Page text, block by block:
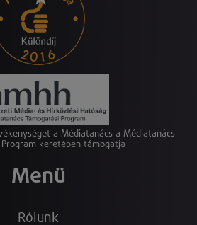
a Médiatanács a Médiatanács
Program keretében támogatja
Menü
Rólunk